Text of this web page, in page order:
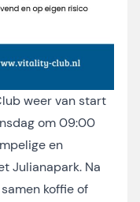
weer van start
om 09:00
en
Julianapark. Na
koffie of